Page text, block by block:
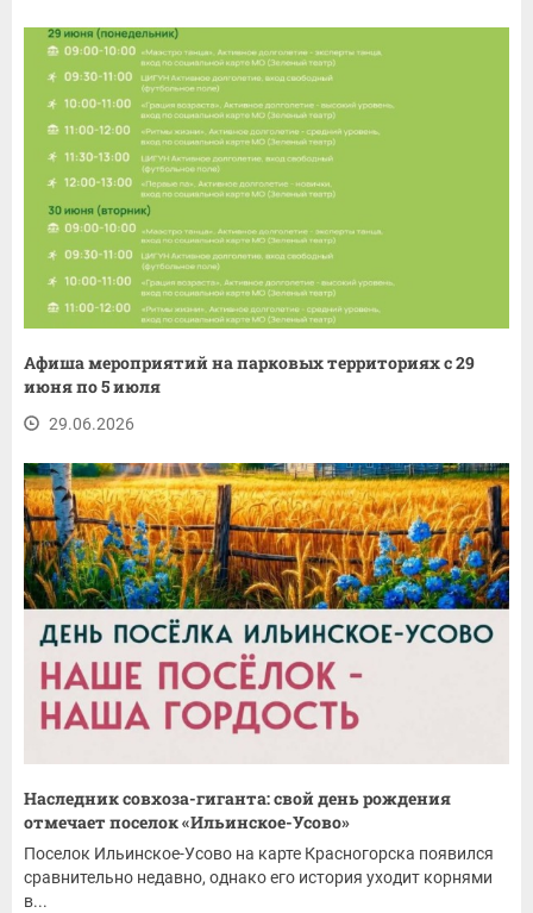
Афиша мероприятий на парковых территориях с 29
июня по 5 июля
29.06.2026
Наследник совхоза-гиганта: свой день рождения
отмечает поселок «Ильинское-Усово»
Поселок Ильинское-Усово на карте Красногорска появился
сравнительно недавно, однако его история уходит корнями
в...